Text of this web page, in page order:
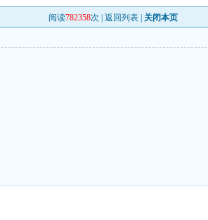
阅读782358次 |返回列表 关闭本页